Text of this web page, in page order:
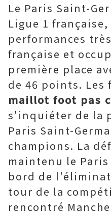
Le Paris Saint-
Ligue 1
performances
française et
première place
de 46 points. Les
maillot foot pas
s'inquiéter de la
Paris Saint-
champions. La
maintenu le
bord de
tour de la
rencontré